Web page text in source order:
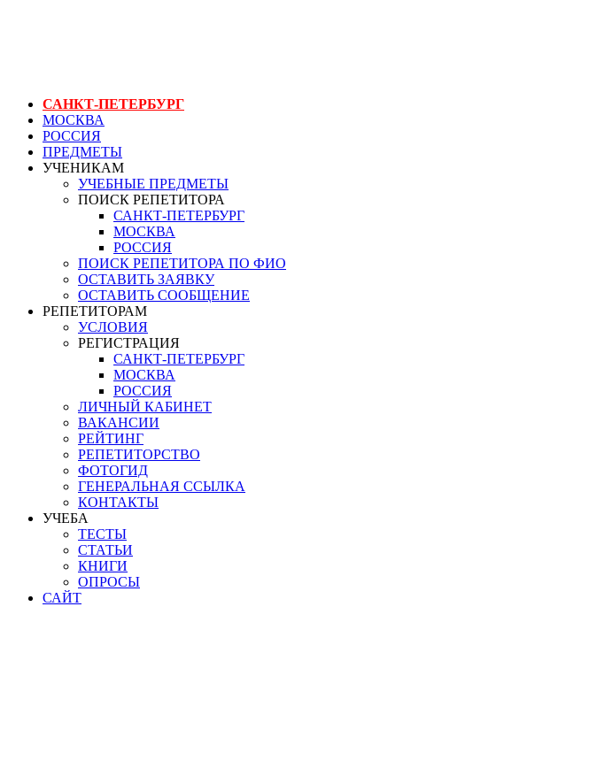
САНКТ-ПЕТЕРБУРГ
МОСКВА
РОССИЯ
ПРЕДМЕТЫ
УЧЕНИКАМ
УЧЕБНЫЕ ПРЕДМЕТЫ
ПОИСК РЕПЕТИТОРА
САНКТ-ПЕТЕРБУРГ
МОСКВА
РОССИЯ
ПОИСК РЕПЕТИТОРА ПО ФИО
ОСТАВИТЬ ЗАЯВКУ
ОСТАВИТЬ СООБЩЕНИЕ
РЕПЕТИТОРАМ
УСЛОВИЯ
РЕГИСТРАЦИЯ
САНКТ-ПЕТЕРБУРГ
МОСКВА
РОССИЯ
ЛИЧНЫЙ КАБИНЕТ
ВАКАНСИИ
РЕЙТИНГ
РЕПЕТИТОРСТВО
ФОТОГИД
ГЕНЕРАЛЬНАЯ ССЫЛКА
КОНТАКТЫ
УЧЕБА
ТЕСТЫ
СТАТЬИ
КНИГИ
ОПРОСЫ
САЙТ